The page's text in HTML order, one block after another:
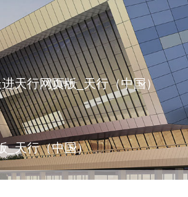
天行网页版_天行（中国）
_天行（中国）